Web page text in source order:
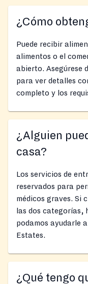
¿Cómo
Puede recibir
alimentos o el
abierto. Asegúrese
para ver detalles
completo y los
¿Alguien
casa?
Los servicios de
reservados para
médicos graves. Si
las dos categorías,
podamos ayudarle
Estates.
¿Qué tengo